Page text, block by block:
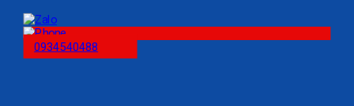
0934540488